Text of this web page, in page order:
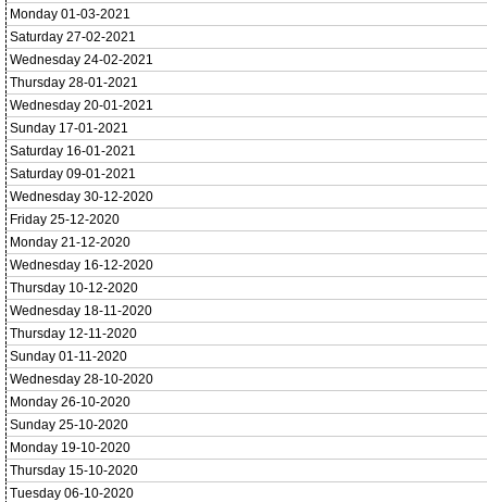
Monday 01-03-2021
Saturday 27-02-2021
Wednesday 24-02-2021
Thursday 28-01-2021
Wednesday 20-01-2021
Sunday 17-01-2021
Saturday 16-01-2021
Saturday 09-01-2021
Wednesday 30-12-2020
Friday 25-12-2020
Monday 21-12-2020
Wednesday 16-12-2020
Thursday 10-12-2020
Wednesday 18-11-2020
Thursday 12-11-2020
Sunday 01-11-2020
Wednesday 28-10-2020
Monday 26-10-2020
Sunday 25-10-2020
Monday 19-10-2020
Thursday 15-10-2020
Tuesday 06-10-2020